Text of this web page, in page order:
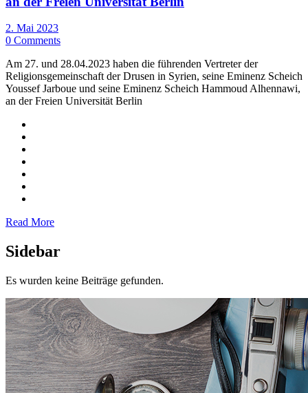
2. Mai 2023
0 Comments
Am 27. und 28.04.2023 haben die führenden Vertreter der
Religionsgemeinschaft der Drusen in Syrien, seine Eminenz Scheich
Youssef Jarboue und seine Eminenz Scheich Hammoud Alhennawi,
an der Freien Universität Berlin
Read More
Sidebar
Es wurden keine Beiträge gefunden.